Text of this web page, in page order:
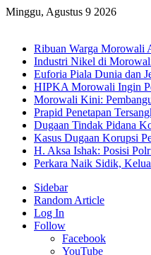
Minggu, Agustus 9 2026
Ribuan Warga Morowali
Industri Nikel di
Euforia Piala Dunia dan
HIPKA Morowali Ingin
Morowali Kini:
Prapid Penetapan
Dugaan Tindak Pidana
Kasus Dugaan Korupsi
H. Aksa Ishak: Posisi
Perkara Naik Sidik,
Sidebar
Random Article
Log In
Follow
Facebook
YouTube